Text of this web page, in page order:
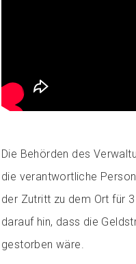
Die Behörden des
die verantwortliche
der Zutritt zu dem Ort für
darauf hin, dass die
gestorben wäre.